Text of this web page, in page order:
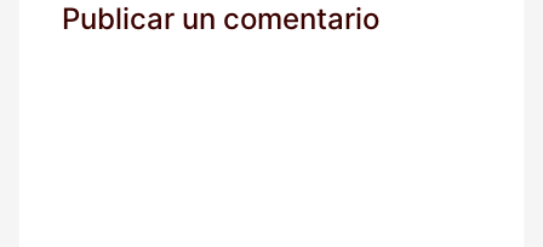
e
Publicar un comentario